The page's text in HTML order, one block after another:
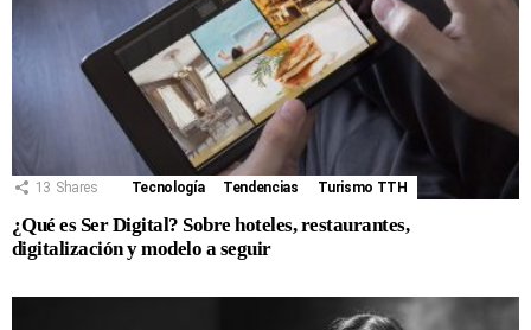
13 Shares Tecnología Tendencias Turismo TTH
¿Qué es Ser Digital? Sobre hoteles, restaurantes,
digitalización y modelo a seguir